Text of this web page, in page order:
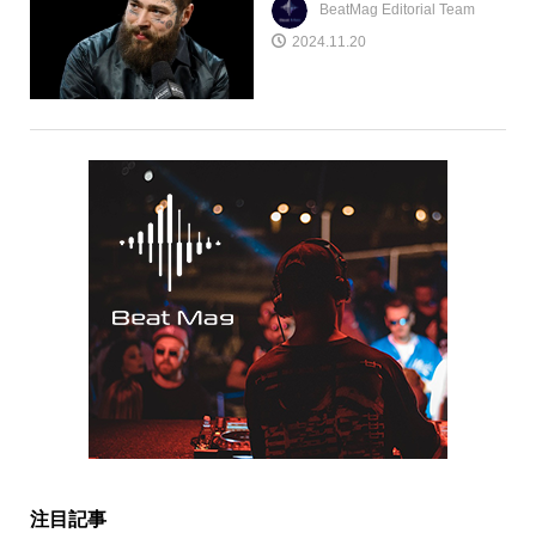
BeatMag Editorial Team
2024.11.20
注目記事